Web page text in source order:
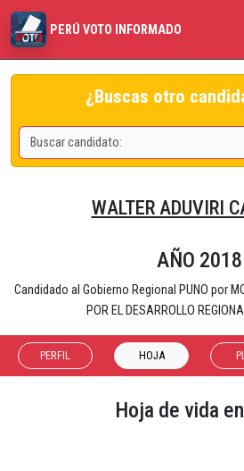
PERÚ VOTO INFORMADO
¿Buscas otro
WALTER ADUVIRI
AÑO 2018
Candidado al Gobierno Regional PUNO por
POR EL DESARROLLO
PERFIL HOJA
Hoja de vida